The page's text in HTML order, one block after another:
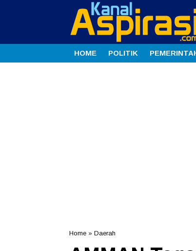
HOME POLITIK
Home » Daerah